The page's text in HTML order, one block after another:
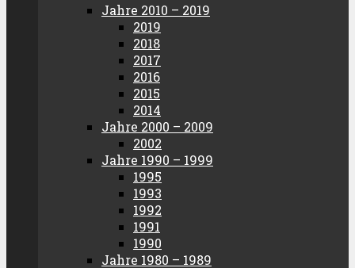
Jahre 2010 – 2019
2019
2018
2017
2016
2015
2014
Jahre 2000 – 2009
2002
Jahre 1990 – 1999
1995
1993
1992
1991
1990
Jahre 1980 – 1989